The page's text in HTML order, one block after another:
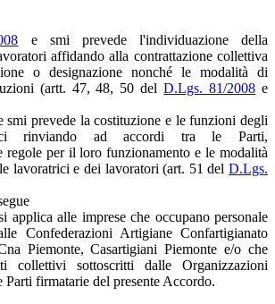
e smi prevede l'individuazione della
affidando alla contrattazione collettiva
o designazione nonché le modalità di
(artt. 47, 48, 50 delD.Lgs. 81/2008 e
smi prevede la costituzione e le funzioni degli
rinviando ad accordi tra le Parti,
regole per il loro funzionamento e le modalità
lavoratrici e dei lavoratori (art. 51 del D.Lgs.
applica alle imprese che occupano personale
Confederazioni Artigiane Confartigianato
Piemonte, Casartigiani Piemonte e/o che
collettivi sottoscritti dalle Organizzazioni
Parti firmatarie del presente Accordo.